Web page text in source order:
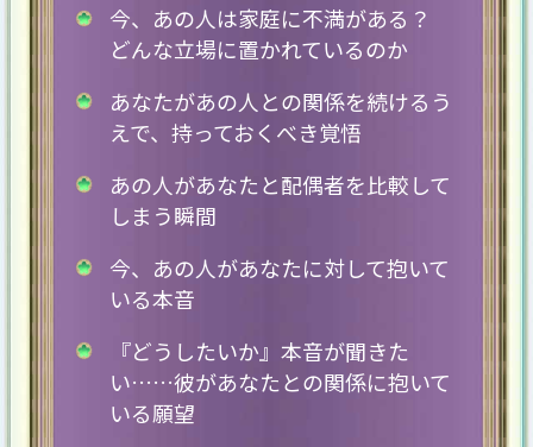
今、あの人は家庭に不満がある？
どんな立場に置かれているのか
あなたがあの人との関係を続けるう
えで、持っておくべき覚悟
あの人があなたと配偶者を比較して
しまう瞬間
今、あの人があなたに対して抱いて
いる本音
『どうしたいか』本音が聞きた
い……彼があなたとの関係に抱いて
いる願望